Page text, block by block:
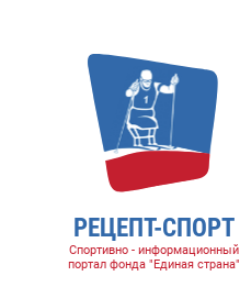
РЕЦЕПТ-СПОРТ
Спортивно - информационный
портал фонда "Единая страна"